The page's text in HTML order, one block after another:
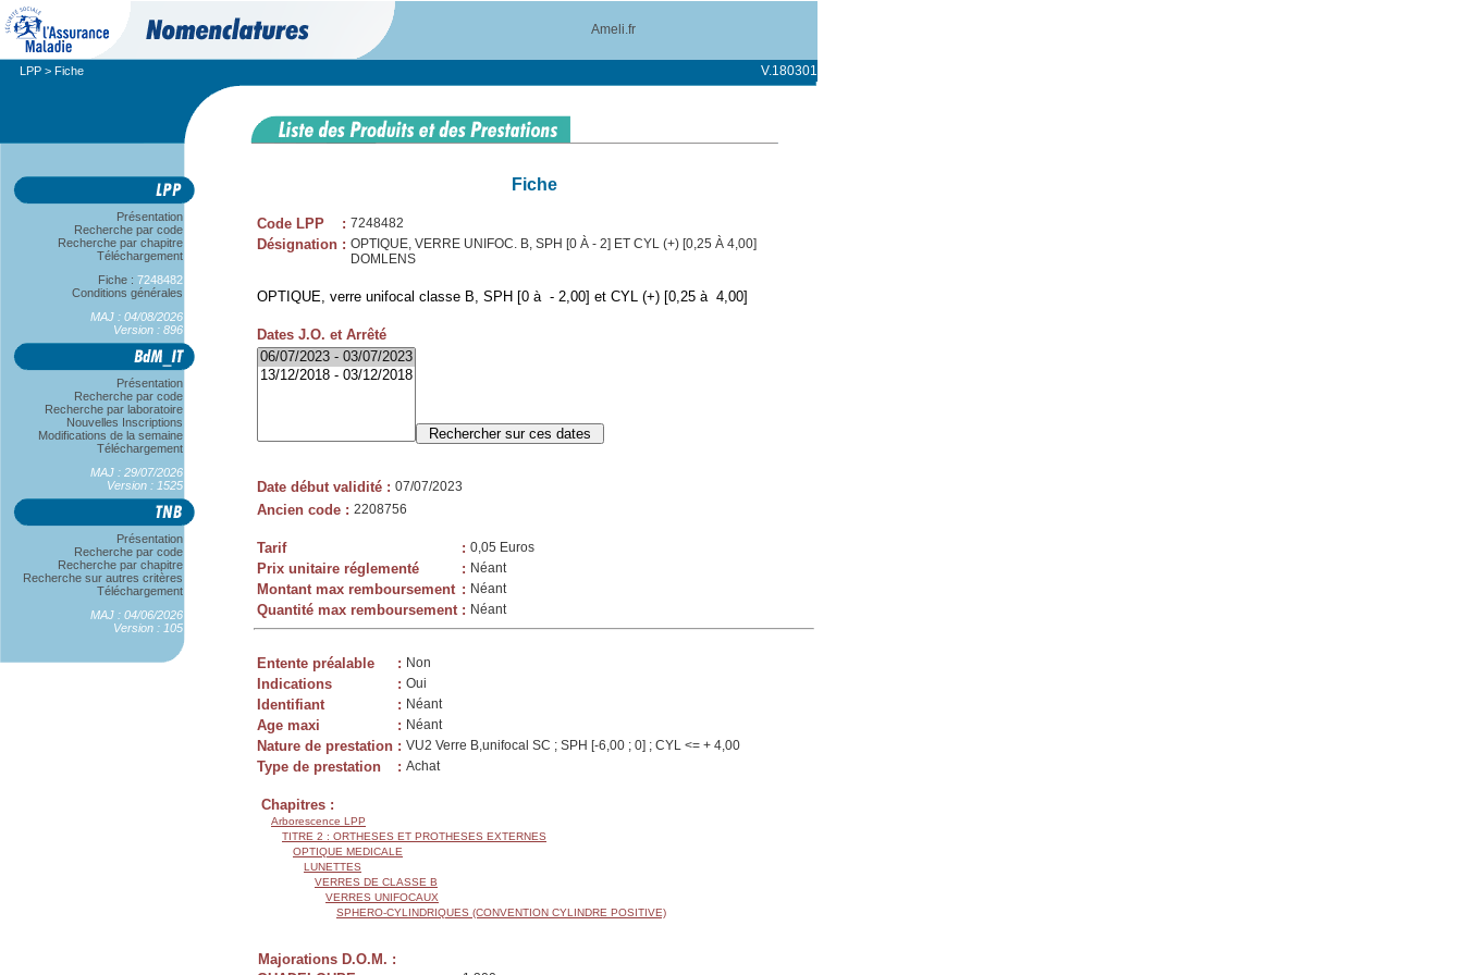
Ameli.fr
LPP > Fiche V.180301
Présentation
Recherche par code
Recherche par chapitre
Téléchargement
Fiche : 7248482
Conditions générales
MAJ : 04/08/2026
Version : 896
Présentation
Recherche par code
Recherche par laboratoire
Nouvelles Inscriptions
Modifications de la semaine
Téléchargement
MAJ : 29/07/2026
Version : 1525
Présentation
Recherche par code
Recherche par chapitre
Recherche sur autres critères
Téléchargement
MAJ : 04/06/2026
Version : 105
Fiche
Code LPP : 7248482
Désignation : OPTIQUE, VERRE UNIFOC. B, SPH [0 À - 2] ET CYL (+) [0,25 À 4,00]
DOMLENS
OPTIQUE, verre unifocal classe B, SPH [0 à - 2,00] et CYL (+) [0,25 à 4,00]
Dates J.O. et Arrêté
Date début validité : 07/07/2023
Ancien code : 2208756
Tarif : 0,05 Euros
Prix unitaire réglementé : Néant
Montant max remboursement : Néant
Quantité max remboursement : Néant
Entente préalable : Non
Indications : Oui
Identifiant : Néant
Age maxi : Néant
Nature de prestation : VU2 Verre B,unifocal SC ; SPH [-6,00 ; 0] ; CYL <= + 4,00
Type de prestation : Achat
Chapitres :
Arborescence LPP
TITRE 2 : ORTHESES ET PROTHESES EXTERNES
OPTIQUE MEDICALE
LUNETTES
VERRES DE CLASSE B
VERRES UNIFOCAUX
SPHERO-CYLINDRIQUES (CONVENTION CYLINDRE POSITIVE)
Majorations D.O.M. :